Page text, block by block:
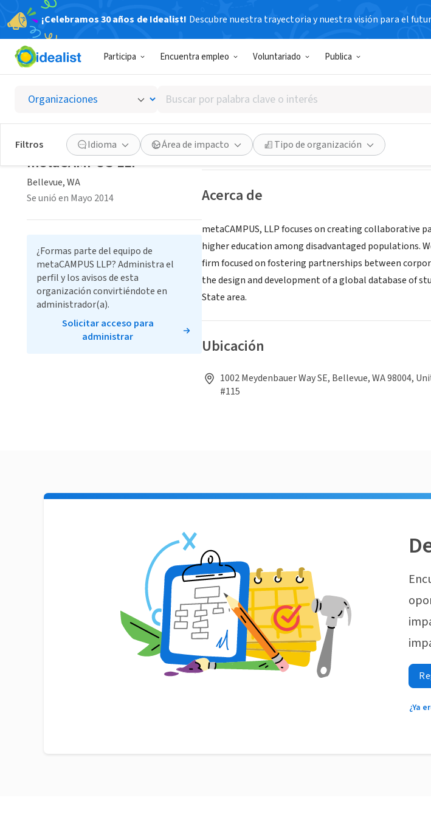
¡Celebramos 30 años de Idealist! Descubre nuestra trayectoria y nuestra visión para el
Participa Encuentra empleo Voluntariado Publica
Buscar
por
palabra
clave
o
interés
Filtros Idioma Área de impacto Tipo de organización
metaCAMPUS LLP
Bellevue, WA|www.metacampus.com
Guardar Compartir
Acerca de
metaCAMPUS, LLP focuses on creating collaborative
higher education among disadvantaged populations.
firm focused on fostering partnerships between
the design and development of a global database of
State area.
Ubicación
1002 Meydenbauer Way SE, Bellevue, WA 98004,
#115
metaCAMPUS LLP
Bellevue, WA
Se unió en Mayo 2014
¿Formas parte del equipo de
metaCAMPUS LLP? Administra el
perfil y los avisos de esta
organización convirtiéndote en
administrador(a).
Solicitar acceso para
administrar
¿Ya